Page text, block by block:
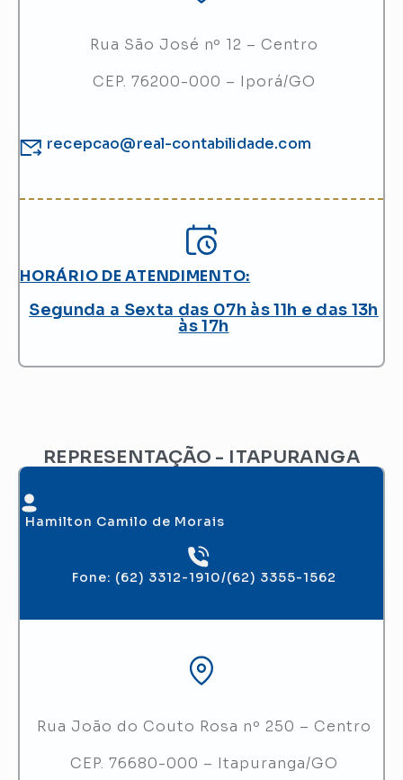
Rua São José nº 12 – Centro
CEP. 76200-000 – Iporá/GO
recepcao@real-contabilidade.com
HORÁRIO DE ATENDIMENTO:
Segunda a Sexta das 07h às 11h e das 13h
às 17h
REPRESENTAÇÃO - ITAPURANGA
Hamilton Camilo de Morais
Fone: (62) 3312-1910/(62) 3355-1562
Rua João do Couto Rosa nº 250 – Centro
CEP. 76680-000 – Itapuranga/GO